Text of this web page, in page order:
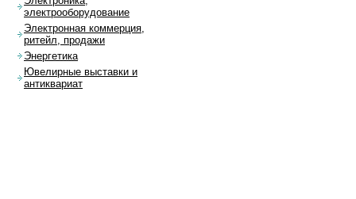
электрооборудование
Электронная коммерция,
ритейл, продажи
Энергетика
Ювелирные выставки и
антиквариат